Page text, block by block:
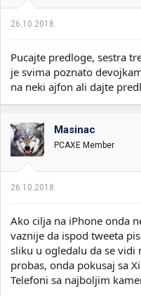
e
m
e
j
a
26.10.2018.
Pucajte predloge, sestra
je svima poznato
na neki ajfon ali dajte
Masinac
PCAXE Member
26.10.2018.
Ako cilja na iPhone onda
vaznije da ispod tweeta
sliku u ogledalu da se vidi
probas, onda pokusaj sa
Telefoni sa najboljim